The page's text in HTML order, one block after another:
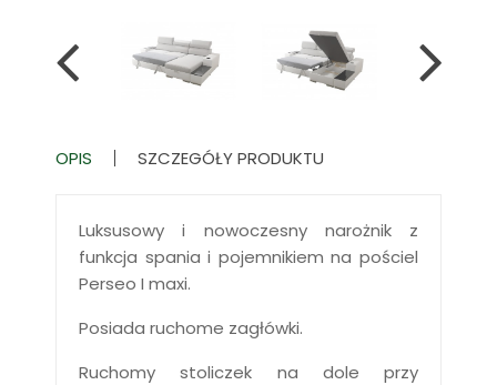
OPIS SZCZEGÓŁY PRODUKTU
Luksusowy i nowoczesny narożnik z
funkcja spania i pojemnikiem na pościel
Perseo I maxi.
Posiada ruchome zagłówki.
Ruchomy stoliczek na dole przy